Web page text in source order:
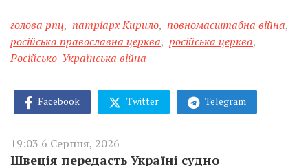
голова рпц, патріарх Кирило, повномасштабна війна,
російська православна церква, російська церква,
Російсько-Українська війна
Facebook Twitter Telegram
19:03 6 Серпня, 2026
Швеція передасть Україні судно